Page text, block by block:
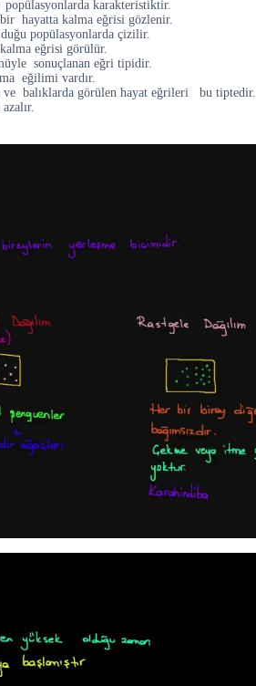
karakteristiktir.
hayatta kalma eğrisi gözlenir.
popülasyonlarda çizilir.
eğrisi görülür.
sonuçlanan eğri tipidir.
eğilimi vardır.
ve balıklarda görülen hayat eğrileri bu tiptedir.